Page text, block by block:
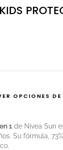
OPCIONES
1 de Nivea Sun
Su fórmula,